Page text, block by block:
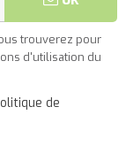
trouverez pour
d'utilisation du
de